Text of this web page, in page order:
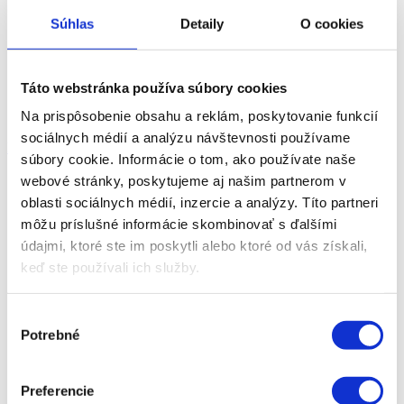
Súhlas Detaily O cookies
Táto webstránka používa súbory cookies
Na prispôsobenie obsahu a reklám, poskytovanie funkcií
sociálnych médií a analýzu návštevnosti používame
súbory cookie. Informácie o tom, ako používate naše
webové stránky, poskytujeme aj našim partnerom v
oblasti sociálnych médií, inzercie a analýzy. Títo partneri
môžu príslušné informácie skombinovať s ďalšími
údajmi, ktoré ste im poskytli alebo ktoré od vás získali,
keď ste používali ich služby.
súhlasu
Potrebné
Preferencie
Kilometre